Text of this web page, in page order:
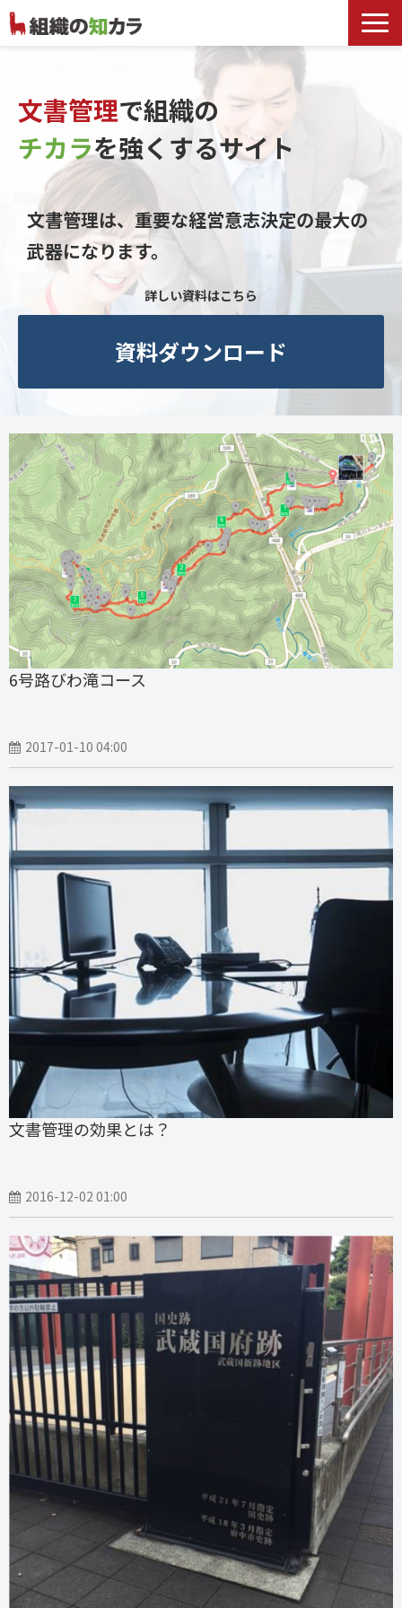
文書管理サービス
お役立ち記事
記事カテゴリ一覧
よくあるお問合せ
文書管理で組織の
チカラを強くするサイト
文書管理は、重要な経営意志決定の最大の
武器になります。
詳しい資料はこちら
資料ダウンロード
6号路びわ滝コース
2017-01-10 04:00
文書管理の効果とは？
2016-12-02 01:00